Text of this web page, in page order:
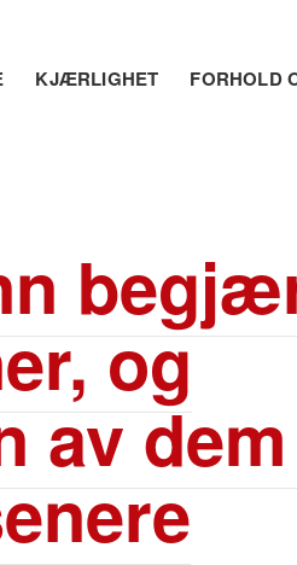
KJÆRLIGHET FORHOLD
og
av